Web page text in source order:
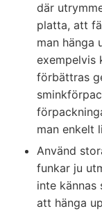
där
platta, att
man hänga
exempelvis
förbättras
man enkelt
Använd
funkar ju
inte
att hänga